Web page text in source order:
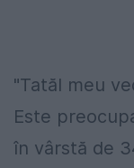
"Tatăl meu
Este
în vârstă de